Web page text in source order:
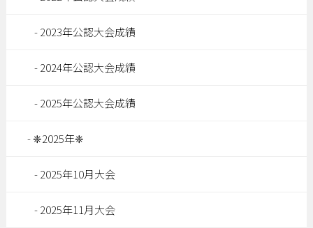
2023年公認大会成績
2024年公認大会成績
2025年公認大会成績
❈2025年❈
2025年10月大会
2025年11月大会